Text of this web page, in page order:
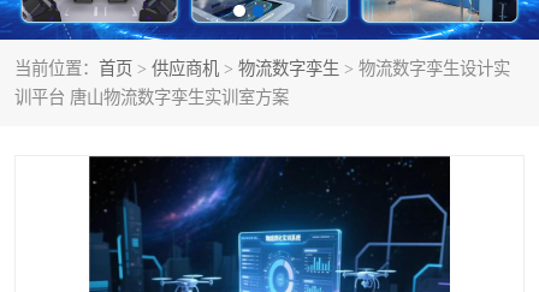
当前位置： 首页 > 供应商机 > 物流数字孪生 > 物流数字孪生设计实
训平台 唐山物流数字孪生实训室方案
供应链管理 思政
智慧零售实训 智能制造
物流数字孪生 数字企业经营
工业工程实训室